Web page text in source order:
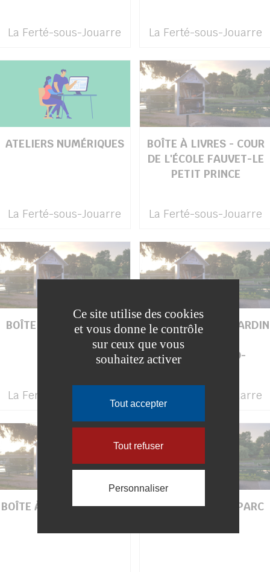
La Ferté-sous-Jouarre La Ferté-sous-Jouarre
ATELIERS NUMÉRIQUES
La Ferté-sous-Jouarre
BOÎTE À LIVRES - COUR
DE L'ÉCOLE FAUVET-LE
PETIT PRINCE
La Ferté-sous-Jouarre
BOÎTE À LIVRES - GARE
La Ferté-sous-Jouarre
BOÎTE À LIVRES - JARDIN
DE JAMES
COLLINGWOOD-
La Ferté-sous-Jouarre
BOÎTE À LIVRES - JARDIN
BOÎTE À LIVRES - PARC
Ce site utilise des cookies
et vous donne le contrôle
sur ceux que vous
souhaitez activer
Tout accepter
Tout refuser
Personnaliser